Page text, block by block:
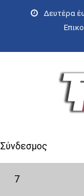
Δευτέρα
Σύνδεσμος
7